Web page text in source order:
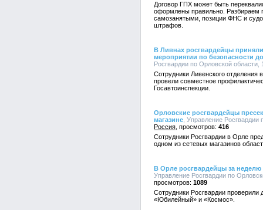
Договор ГПХ может быть
оформлены правильно. Разбираем
самозанятыми, позиции ФНС и
штрафов.
В Ливнах росгвардейцы
мероприятии по безопасности
Росгвардии по Орловской
Сотрудники Ливенского отделения
провели совместное
Госавтоинспекции.
Орловские росгвардейцы
магазине , Управление
Россия
416
Сотрудники Росгвардии в Орле
одном из сетевых магазинов
В Орле росгвардейцы за неделю
Управление Росгвардии по
1089
Сотрудники Росгвардии проверили
«Юбилейный» и «Космос».